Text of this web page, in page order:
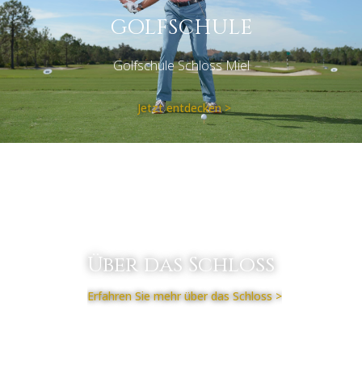
GOLFSCHULE
Golfschule Schloss Miel
Jetzt entdecken >
Über das Schloss
Erfahren Sie mehr über das Schloss >